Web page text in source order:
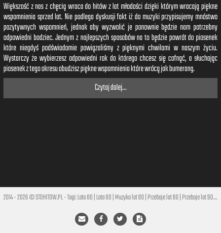
Większość z nas z chęcią wraca do hitów z lat młodości dzięki którym wracają piękne
wspomnienia sprzed lat. Nie podlega dyskusji fakt iż do muzyki przypisujemy mnóstwo
pozytywnych wspomnień, jednak aby wyzwolić je ponownie będzie nam potrzebny
odpowiedni bodziec. Jednym z najlepszych sposobów na to będzie powrót do piosenek
które niegdyś podświadomie powiązaliśmy z pięknymi chwilami w naszym życiu.
Wystarczy że wybierzesz odpowiedni rok do którego chcesz się cofnąć, a słuchając
piosenek z tego okresu obudzisz piękne wspomnienia które wrócą jak bumerang.
Czytaj dalej...
2014 - 2026 © STOHITOW.PL - Tagi:Lata 80|Lata 90|Muzyka lat 80|Przeboje lat 80|Przeboje lat 90|